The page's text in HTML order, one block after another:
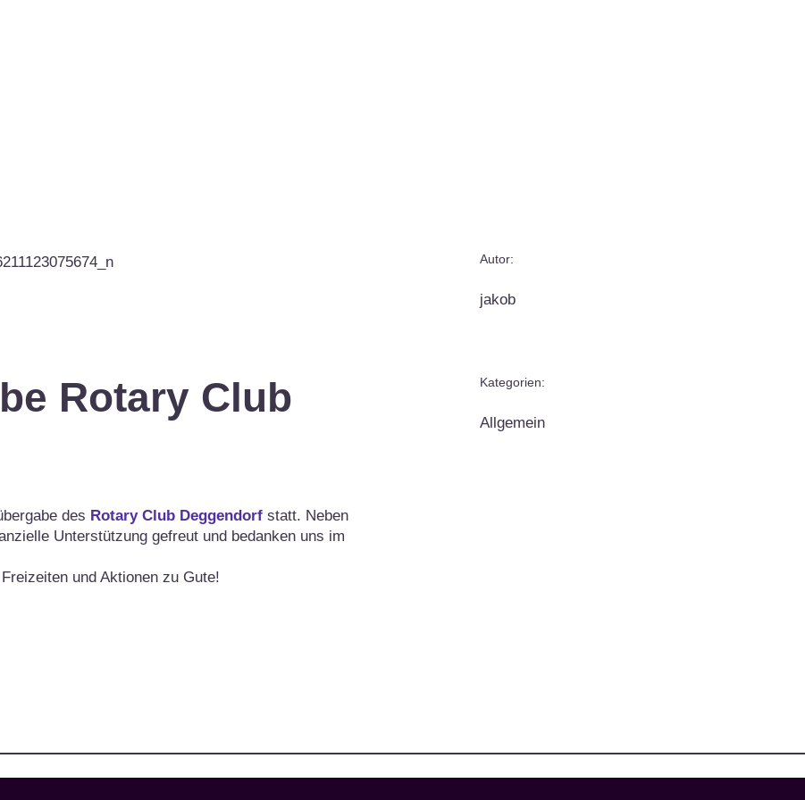
Rotary Club
des Rotary Club Deggendorf statt. Neben
Unterstützung gefreut und bedanken uns im
und Aktionen zu Gute!
Autor:
jakob
Kategorien:
Allgemein